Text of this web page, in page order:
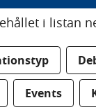
i listan
Events